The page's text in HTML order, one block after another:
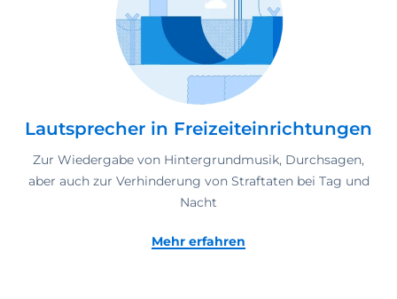
Lautsprecher in Freizeiteinrichtungen
Zur Wiedergabe von Hintergrundmusik, Durchsagen,
aber auch zur Verhinderung von Straftaten bei Tag und
Nacht
Mehr erfahren